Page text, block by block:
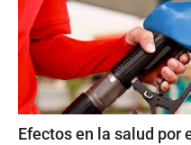
Efectos en la salud por